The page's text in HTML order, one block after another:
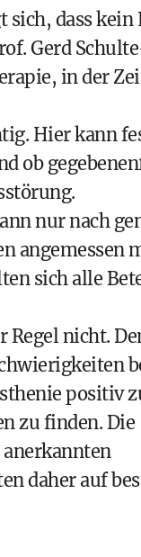
dass
Gerd
in der
Hier kann
ob
nur nach
angemessen
sich alle
nicht.
positiv
zu finden. Die
daher auf